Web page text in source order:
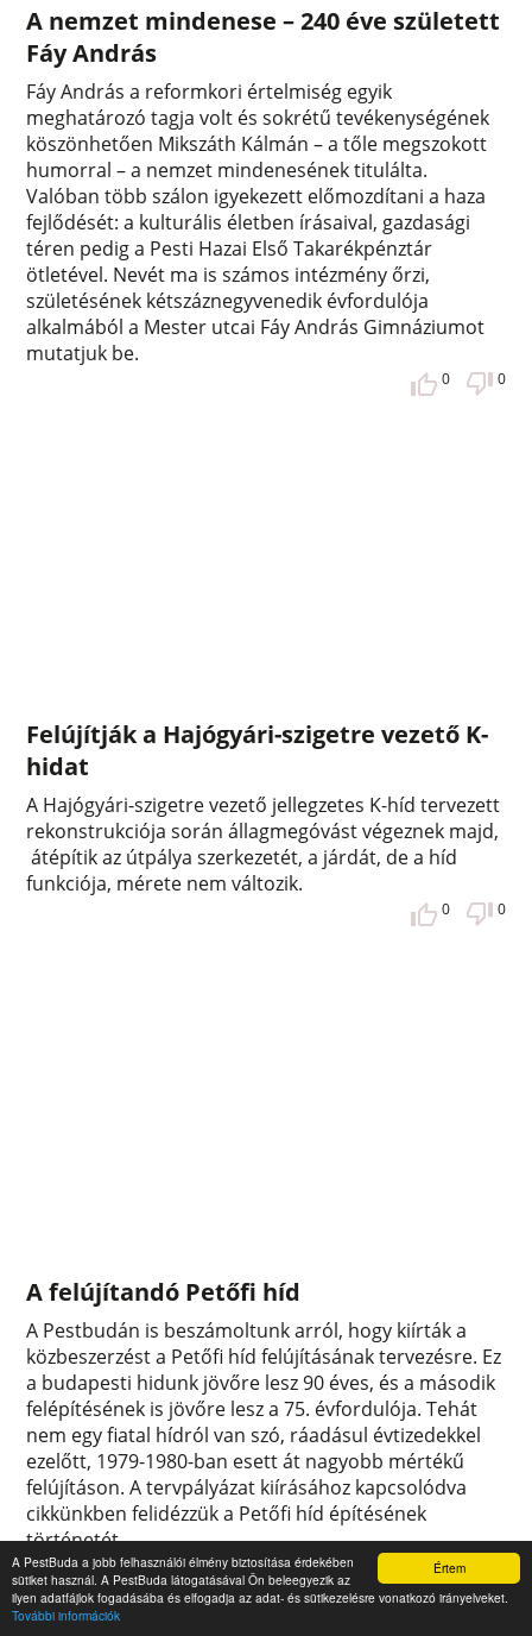
Értem
A PestBuda a jobb felhasználói élmény biztosítása érdekében
sütiket használ. A PestBuda látogatásával Ön beleegyezik az
ilyen adatfájlok fogadásába és elfogadja az adat- és sütikezelésre vonatkozó irányelveket.
További információk
A nemzet mindenese – 240 éve született
Fáy András
Fáy András a reformkori értelmiség egyik
meghatározó tagja volt és sokrétű tevékenységének
köszönhetően Mikszáth Kálmán – a tőle megszokott
humorral – a nemzet mindenesének titulálta.
Valóban több szálon igyekezett előmozdítani a haza
fejlődését: a kulturális életben írásaival, gazdasági
téren pedig a Pesti Hazai Első Takarékpénztár
ötletével. Nevét ma is számos intézmény őrzi,
születésének kétszáznegyvenedik évfordulója
alkalmából a Mester utcai Fáy András Gimnáziumot
mutatjuk be.
0 0
Felújítják a Hajógyári-szigetre vezető K-
hidat
A Hajógyári-szigetre vezető jellegzetes K-híd tervezett
rekonstrukciója során állagmegóvást végeznek majd,
átépítik az útpálya szerkezetét, a járdát, de a híd
funkciója, mérete nem változik.
0 0
A felújítandó Petőfi híd
A Pestbudán is beszámoltunk arról, hogy kiírták a
közbeszerzést a Petőfi híd felújításának tervezésre. Ez
a budapesti hidunk jövőre lesz 90 éves, és a második
felépítésének is jövőre lesz a 75. évfordulója. Tehát
nem egy fiatal hídról van szó, ráadásul évtizedekkel
ezelőtt, 1979-1980-ban esett át nagyobb mértékű
felújításon. A tervpályázat kiírásához kapcsolódva
cikkünkben felidézzük a Petőfi híd építésének
történetét.
0